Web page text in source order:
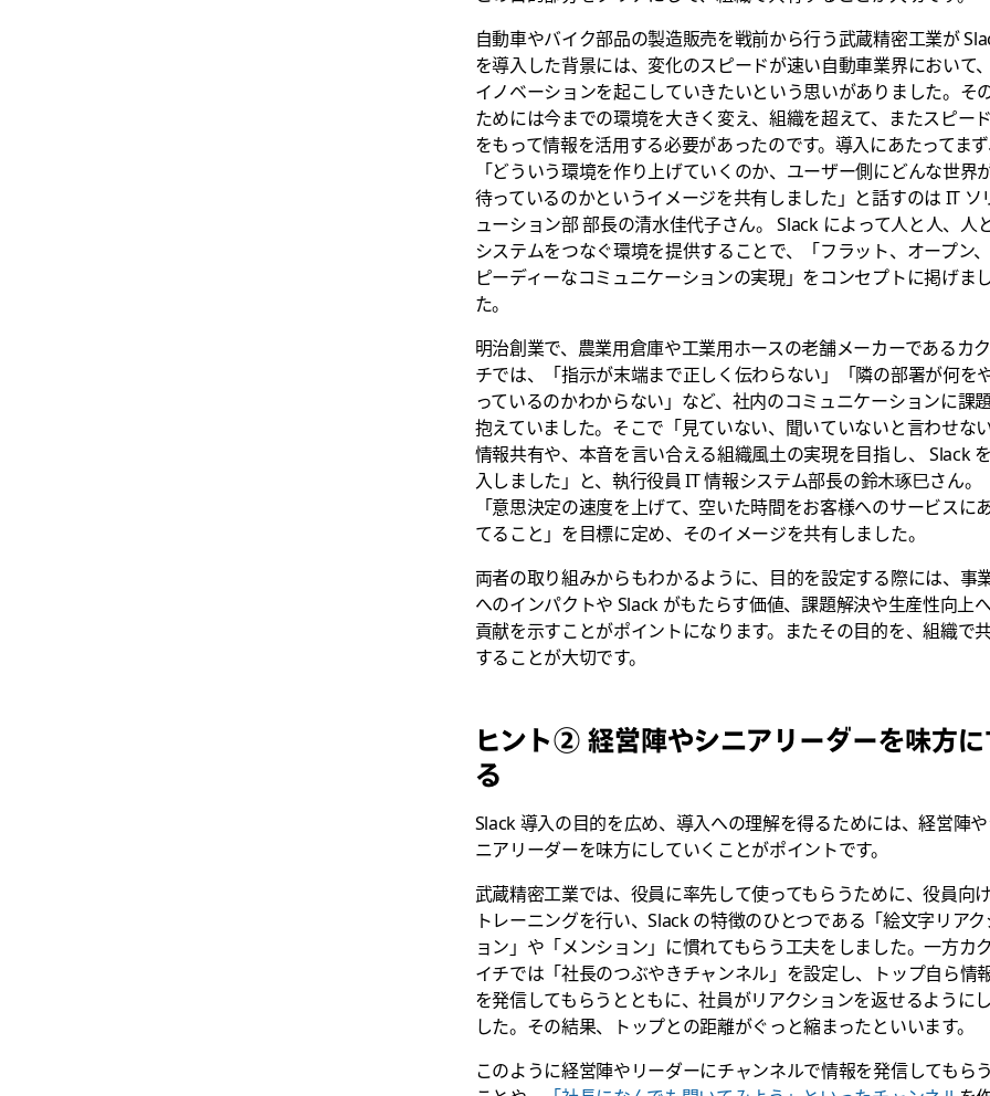
自動車やバイク部品の製造販売を戦前から行う武蔵精密工業が
を導入した背景には、変化のスピードが速い自動車業界において、
イノベーションを起こしていきたいという思いがありました。そ
ためには今までの環境を大きく変え、組織を超えて、またスピー
をもって情報を活用する必要があったのです。導入にあたってまず
「どういう環境を作り上げていくのか、ユーザー側にどんな世界
待っているのかというイメージを共有しました」と話すのは IT ソ
ューション部 部長の清水佳代子さん。 Slack によって人と人、人
システムをつなぐ環境を提供することで、「フラット、オープン
ピーディーなコミュニケーションの実現」をコンセプトに掲げま
た。
明治創業で、農業用倉庫や工業用ホースの老舗メーカーであるカ
チでは、「指示が末端まで正しく伝わらない」「隣の部署が何を
っているのかわからない」など、社内のコミュニケーションに課
抱えていました。そこで「見ていない、聞いていないと言わせな
情報共有や、本音を言い合える組織風土の実現を目指し、 Slack
入しました」と、執行役員 IT 情報システム部長の鈴木琢巳さん。
「意思決定の速度を上げて、空いた時間をお客様へのサービスに
てること」を目標に定め、そのイメージを共有しました。
両者の取り組みからもわかるように、目的を設定する際には、事
へのインパクトや Slack がもたらす価値、課題解決や生産性向上
貢献を示すことがポイントになります。またその目的を、組織で
することが大切です。
ヒント② 経営陣やシニアリーダーを味方に
る
Slack 導入の目的を広め、導入への理解を得るためには、経営陣
ニアリーダーを味方にしていくことがポイントです。
武蔵精密工業では、役員に率先して使ってもらうために、役員向
トレーニングを行い、Slack の特徴のひとつである「絵文字リアク
ョン」や「メンション」に慣れてもらう工夫をしました。一方カク
イチでは「社長のつぶやきチャンネル」を設定し、トップ自ら情
を発信してもらうとともに、社員がリアクションを返せるように
した。その結果、トップとの距離がぐっと縮まったといいます。
このように経営陣やリーダーにチャンネルで情報を発信してもらう